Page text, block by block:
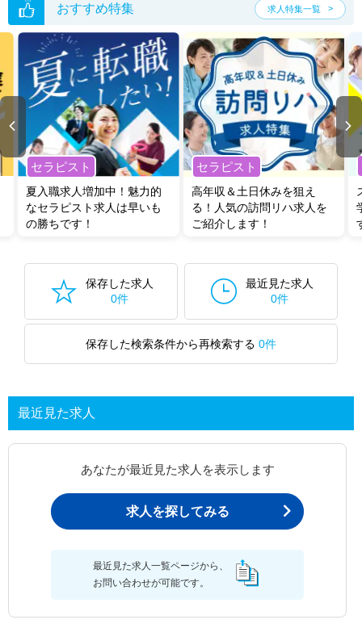
おすすめ特集 求人特集一覧
セラピスト
夏入職求人増加中！魅力的
なセラピスト求人は早いも
の勝ちです！
セラピスト
高年収＆土日休みを狙え
る！人気の訪問リハ求人を
ご紹介します！
保存した求人
0件
最近見た求人
0件
保存した検索条件から再検索する 0件
最近見た求人
あなたが最近見た求人を表示します
求人を探してみる
最近見た求人一覧ページから、
お問い合わせが可能です。